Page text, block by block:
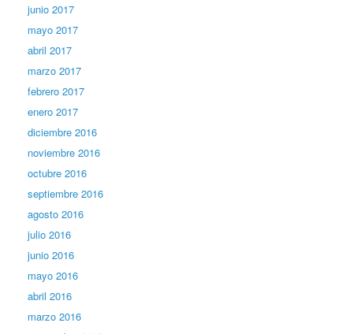
junio 2017
mayo 2017
abril 2017
marzo 2017
febrero 2017
enero 2017
diciembre 2016
noviembre 2016
octubre 2016
septiembre 2016
agosto 2016
julio 2016
junio 2016
mayo 2016
abril 2016
marzo 2016